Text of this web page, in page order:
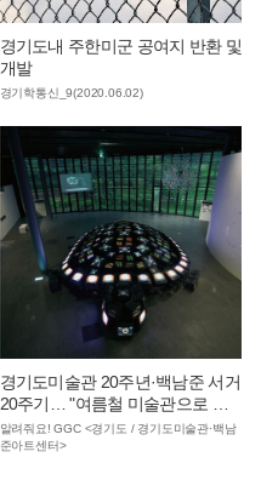
경기도내 주한미군 공여지 반환 및
개발
경기학통신_9(2020.06.02)
경기도미술관 20주년·백남준 서거
20주기… "여름철 미술관으로 피
서 오세요"
알려줘요! GGC <경기도 / 경기도미술관·백남
준아트센터>